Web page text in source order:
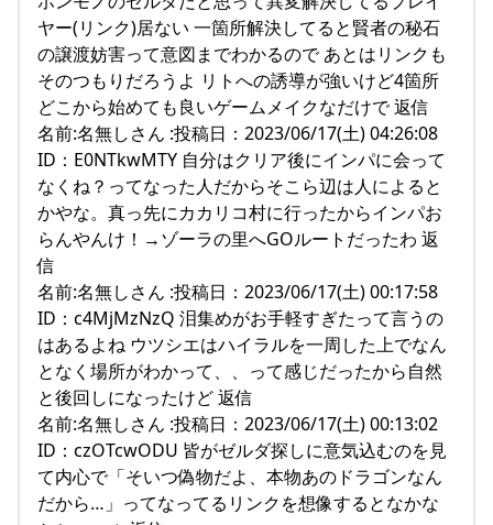
ヤー(リンク)居ない 一箇所解決してると賢者の秘石
の譲渡妨害って意図までわかるので あとはリンクも
そのつもりだろうよ リトへの誘導が強いけど4箇所
どこから始めても良いゲームメイクなだけで 返信
名前:名無しさん :投稿日：2023/06/17(土) 04:26:08
ID：E0NTkwMTY 自分はクリア後にインパに会って
なくね？ってなった人だからそこら辺は人によると
かやな。真っ先にカカリコ村に行ったからインパお
らんやんけ！→ゾーラの里へGOルートだったわ 返
信
名前:名無しさん :投稿日：2023/06/17(土) 00:17:58
ID：c4MjMzNzQ 泪集めがお手軽すぎたって言うの
はあるよね ウツシエはハイラルを一周した上でなん
となく場所がわかって、、って感じだったから自然
と後回しになったけど 返信
名前:名無しさん :投稿日：2023/06/17(土) 00:13:02
ID：czOTcwODU 皆がゼルダ探しに意気込むのを見
て内心で「そいつ偽物だよ、本物あのドラゴンなん
だから…」ってなってるリンクを想像するとなかな